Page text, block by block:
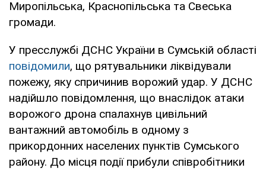
Миропільська, Краснопільська та Свеська
громади.
У пресслужбі ДСНС України в Сумській області
повідомили, що рятувальники ліквідували
пожежу, яку спричинив ворожий удар. У ДСНС
надійшло повідомлення, що внаслідок атаки
ворожого дрона спалахнув цивільний
вантажний автомобіль в одному з
прикордонних населених пунктів Сумського
району. До місця події прибули співробітники